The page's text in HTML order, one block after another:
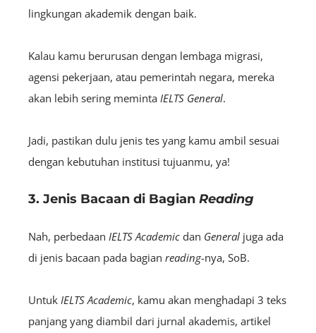
lingkungan akademik dengan baik.
Kalau kamu berurusan dengan lembaga migrasi,
agensi pekerjaan, atau pemerintah negara, mereka
akan lebih sering meminta IELTS General.
Jadi, pastikan dulu jenis tes yang kamu ambil sesuai
dengan kebutuhan institusi tujuanmu, ya!
3. Jenis Bacaan di Bagian Reading
Nah, perbedaan IELTS Academic dan General juga ada
di jenis bacaan pada bagian reading-nya, SoB.
Untuk IELTS Academic, kamu akan menghadapi 3 teks
panjang yang diambil dari jurnal akademis, artikel